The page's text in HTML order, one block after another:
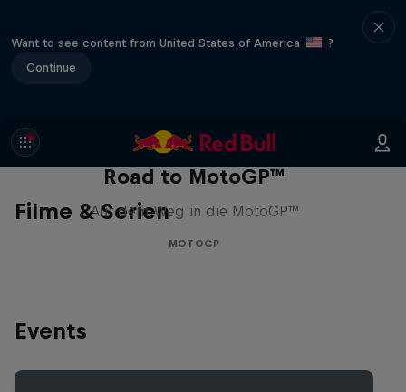
Want to see content from United States of America
?
Continue
Filme & Serien
Road to MotoGP™
Auf dem Weg in die MotoGP™
MOTOGP
Events